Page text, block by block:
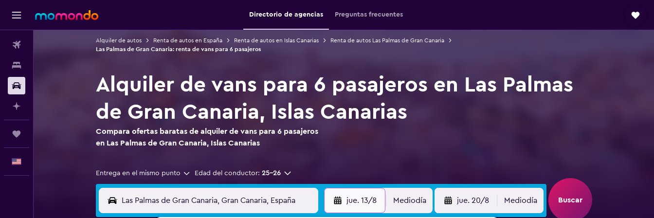
Directorio de agencias Preguntas frecuentes
Alquiler de autos Renta de autos en España Renta de autos en Islas Canarias
Renta de autos Las Palmas de Gran Canaria
Las Palmas de Gran Canaria: renta de vans para 6 pasajeros
Alquiler de vans para 6 pasajeros en Las Palmas
de Gran Canaria, Islas Canarias
Compara ofertas baratas de alquiler de vans para 6 pasajeros
en Las Palmas de Gran Canaria, Islas Canarias
Entrega en el mismo punto Edad del conductor: 25-26
jue. 13/8 Mediodía jue. 20/8 Mediodía Buscar